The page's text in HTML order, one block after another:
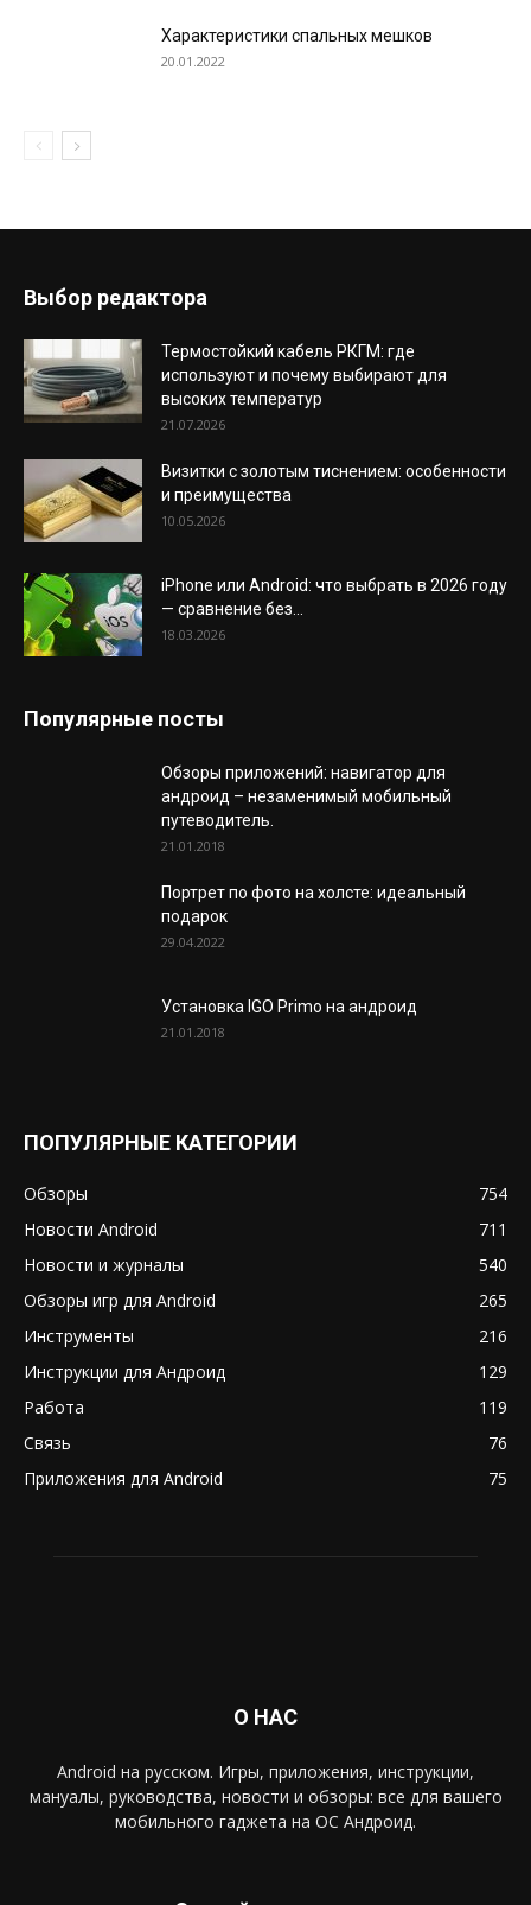
Характеристики спальных мешков
20.01.2022
Выбор редактора
Термостойкий кабель РКГМ: где
используют и почему выбирают для
высоких температур
21.07.2026
Визитки с золотым тиснением: особенности
и преимущества
10.05.2026
iPhone или Android: что выбрать в 2026 году
— сравнение без...
18.03.2026
Популярные посты
Обзоры приложений: навигатор для
андроид – незаменимый мобильный
путеводитель.
21.01.2018
Портрет по фото на холсте: идеальный
подарок
29.04.2022
Установка IGO Primo на андроид
21.01.2018
ПОПУЛЯРНЫЕ КАТЕГОРИИ
Обзоры
754
Новости Android
711
Новости и журналы
540
Обзоры игр для Android
265
Инструменты
216
Инструкции для Андроид
129
Работа
119
Связь
76
Приложения для Android
75
О НАС
Android на русском. Игры, приложения, инструкции,
мануалы, руководства, новости и обзоры: все для вашего
мобильного гаджета на ОС Андроид.